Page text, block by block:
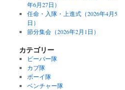
年6月27日）
任命・入隊・上進式（2026年4月5
日）
節分集会（2026年2月1日）
カテゴリー
ビーバー隊
カブ隊
ボーイ隊
ベンチャー隊